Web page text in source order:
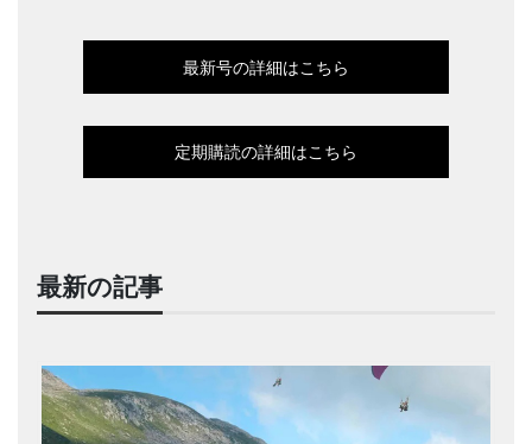
最新号の詳細はこちら
定期購読の詳細はこちら
最新の記事